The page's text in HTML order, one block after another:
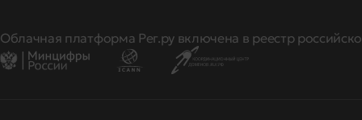
Облачная платформа Рег.ру включена в реестр